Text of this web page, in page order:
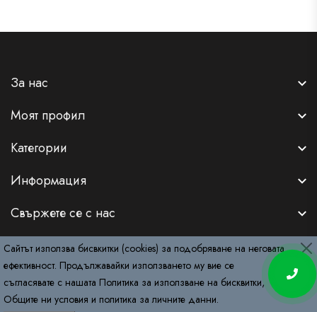
За нас
Моят профил
Категории
Информация
Свържете се с нас
Copyright © 2026RemyDeluxe.com. All Rights Reserved.
Сайтът използва бисвкитки (cookies) за подобряване на неговата
ефективност. Продължавайки използването му вие се
съгласявате с нашата Политика за използване на бисквитки,
Общите ни условия и политика за личните данни.